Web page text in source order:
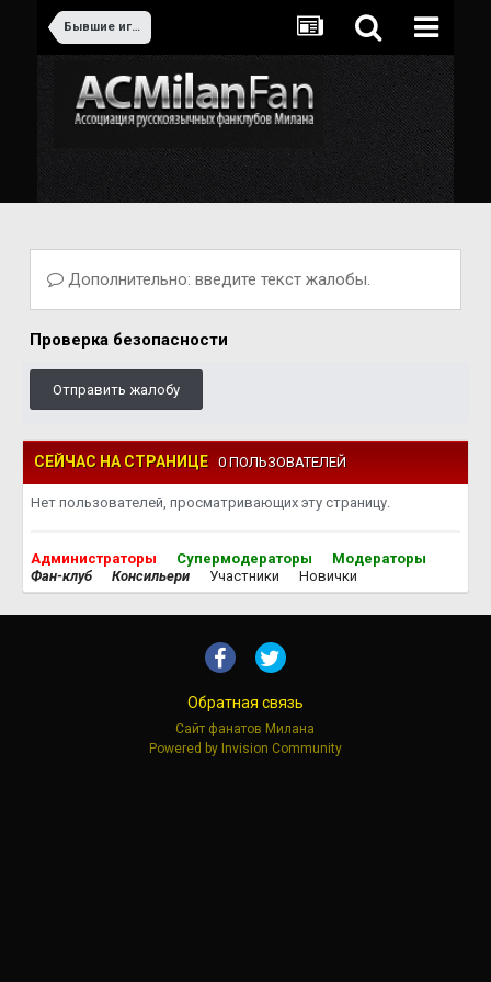
Бывшие игроки Милана
Дополнительно: введите текст жалобы.
Проверка безопасности
Отправить жалобу
СЕЙЧАС НА СТРАНИЦЕ 0 ПОЛЬЗОВАТЕЛЕЙ
Нет пользователей, просматривающих эту страницу.
Администраторы Супермодераторы
Модераторы
Фан-клуб
Консильери Участники Новички
Обратная связь
Сайт фанатов Милана
Powered by Invision Community